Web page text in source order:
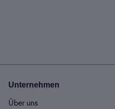
Unter­neh­men
Über uns